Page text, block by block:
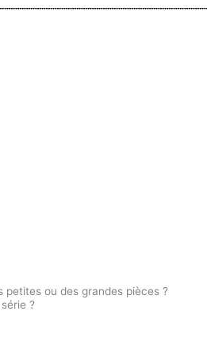
petites ou des grandes pièces ?
?